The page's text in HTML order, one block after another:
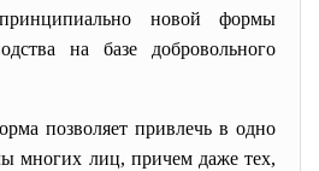
новой формы
на базе добровольного
позволяет привлечь в одно
многих лиц, причем даже тех,